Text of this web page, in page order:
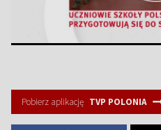
Pobierz aplikację TVP POLONIA